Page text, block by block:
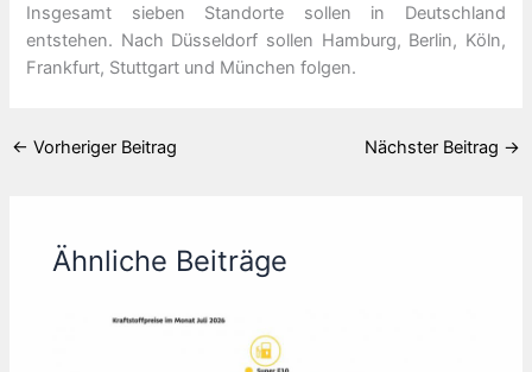
Insgesamt sieben Standorte sollen in Deutschland
entstehen. Nach Düsseldorf sollen Hamburg, Berlin, Köln,
Frankfurt, Stuttgart und München folgen.
← Vorheriger Beitrag Nächster Beitrag →
Ähnliche Beiträge